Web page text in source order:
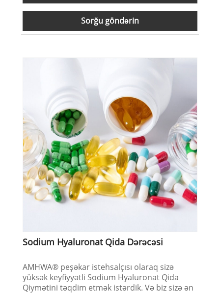
Sorğu göndərin
Sodium Hyaluronat Qida Dərəcəsi
AMHWA® peşəkar istehsalçısı olaraq sizə
yüksək keyfiyyətli Sodium Hyaluronat Qida
Qiymətini təqdim etmək istərdik. Və biz sizə ən